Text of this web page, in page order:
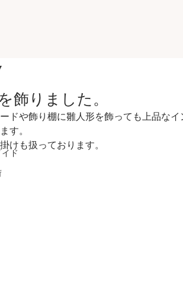
ド
飾りました。
ドや飾り棚に雛人形を飾っても上品なイ
す。
けも扱っております。